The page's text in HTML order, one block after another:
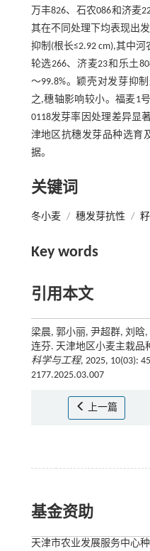
万丰826、石农086和济麦
其在不同处理下均表现出发
抑制(根长≤2.92 cm),其中河
轮选266、济麦23和乐土
～99.8%。颖壳对发芽抑
之,穗轴影响较小。福麦1
0118发芽率因处理差异显
津地区抗穗发芽品种选育
据。
关键词
冬小麦 / 穗发芽抗性 /
Key words
引用本文
梁晨, 郭小丽, 尹超群, 刘晗
连芬. 天津地区小麦主栽品
科学与工程, 2025, 10(03):
2177.2025.03.007
上一篇
基金资助
天津市农业发展服务中心